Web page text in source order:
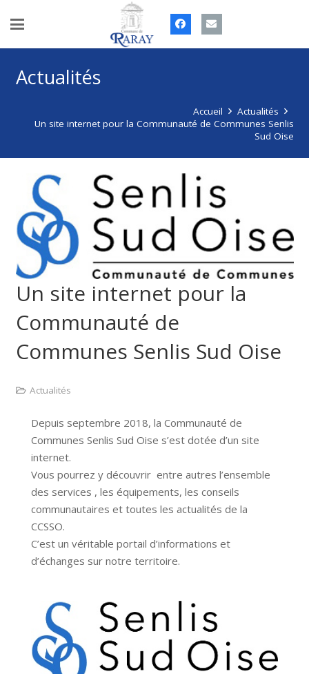
Actualités
Accueil
Actualités
Un site internet pour la Communauté de Communes Senlis
Sud Oise
Un site internet pour la
Communauté de
Communes Senlis Sud Oise
Actualités
Depuis septembre 2018, la Communauté de
Communes Senlis Sud Oise s’est dotée d’un site
internet.
Vous pourrez y découvrir entre autres l’ensemble
des services , les équipements, les conseils
communautaires et toutes les actualités de la
CCSSO.
C’est un véritable portail d’informations et
d’échanges sur notre territoire.